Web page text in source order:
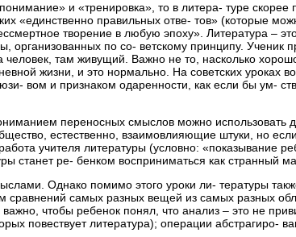
и «тренировка», то в литера- туре
«единственно правильных отве- тов» (которые
творение в любую эпоху». Литература –
организованных по со- ветскому принципу. Ученик
человек, там живущий. Важно не то, насколько
жизни, и это нормально. На советских
вом и признаком одаренности, как если бы ум-
переносных смыслов можно использовать
естественно, взаимовлияющие штуки, но
учителя литературы (условно: «показывание
станет ре- бенком восприниматься как
Однако помимо этого уроки ли- тературы
самых разных вещей из самых разных
чтобы ребенок понял, что анализ – это не
повествует литература); операции абстрагиро-